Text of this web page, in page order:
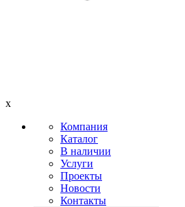
x
Компания
Каталог
В наличии
Услуги
Проекты
Новости
Контакты